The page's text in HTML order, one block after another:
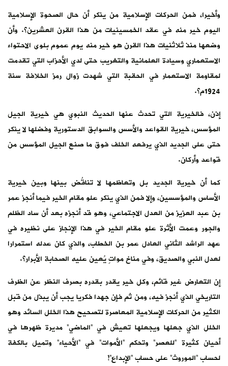
وأخيرا، فمن الحركات الإسلامية من ينكر أن حال الصحوة الإسلامية
اليوم خير منه في عقد الخمسينيات من هذا القرن العشرين؟. وأن
وضعها منذ ثلاثنيات هذا القرن هو خير منه يوم عموم بلوى الاحتواء
الاستعماري وسيادة العلمانية والتغريب حتى لدي الأحزاب التي تقدمت
لمقاومة الاستعمار في الحقبة التي شهدت زوال رمز الخلافة سنة
1924م؟.
إذن، فالخيرية التي تحدث عنها الحديث النبوي هي خيرية الجيل
المؤسس، خيرية القواعد والأسس والسوابق الدستورية وفضلها لا ينكر
حتى على الجديد الذي يرفعه الخلف فوق ما صنع الجيل المؤسس من
قواعد وأركان.
كما أن خيرية الجديد بل وتعاظمها لا تناقُض بينها وبين خيرية
الأساس والمؤسسين، وإلا فمن الذي ينكر علو مقام الخير فيما أنجز عمر
بن عبد العزيز من العدل الاجتماعي، وهو قد أنجزه بعد أن ساد الظلم
والجور وعمت الأثرة علو مقام الخير في هذا الإنجاز على نظيره في
عهد الراشد الثاني العادل عمر بن الخطاب، والذي كان عدله استمرارا
لعدل النبي والصديق، وفي مناخ مواتٍ يُعين عليه الصحابة الأبرار؟.
إن التعارض غير قائم، وكل خير يقدر بقدره بصرف النظر عن الظرف
التاريخي الذي أنجز فيه، ومن ثم فإن جهدا فكريا يجب أن يبذل من قبل
الكثير من الحركات الإسلامية المعاصرة لتصحيح هذا الخلل السائد وهو
الخلل الذي جعلها ويجعلها تعيش في “الماضي” مديرة ظهرها في
أحيان كثيرة “للعصر” وتحكم “الأموات” في “الأحياء” وتميل بالكفة
لحساب “الموروث” على حساب “الإبداع”!